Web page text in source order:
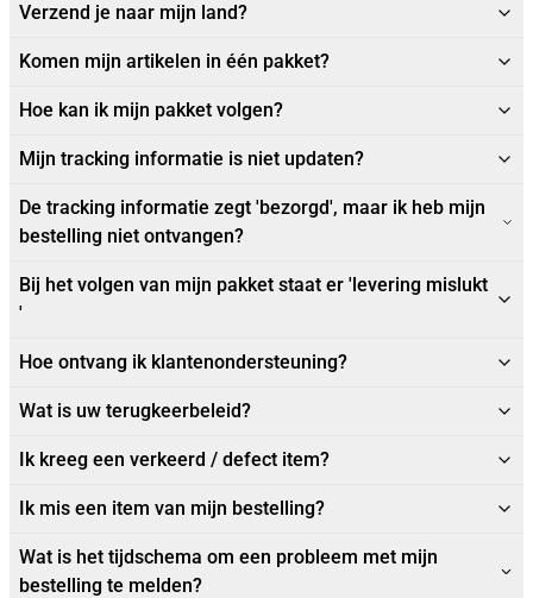
Verzend je naar mijn land?
Komen mijn artikelen in één pakket?
Hoe kan ik mijn pakket volgen?
Mijn tracking informatie is niet updaten?
De tracking informatie zegt 'bezorgd', maar ik heb mijn
bestelling niet ontvangen?
Bij het volgen van mijn pakket staat er 'levering mislukt
'
Hoe ontvang ik klantenondersteuning?
Wat is uw terugkeerbeleid?
Ik kreeg een verkeerd / defect item?
Ik mis een item van mijn bestelling?
Wat is het tijdschema om een probleem met mijn
bestelling te melden?